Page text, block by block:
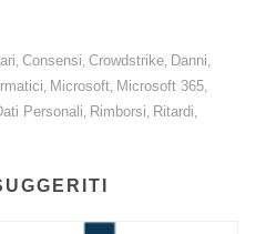
, Consensi, Crowdstrike, Danni,
, Microsoft, Microsoft 365,
Personali, Rimborsi, Ritardi,